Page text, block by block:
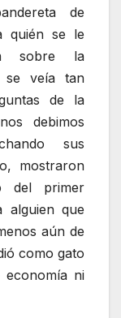
de
quién se le
sobre la
se veía tan
de la
debimos
sus
mostraron
del primer
alguien que
aún de
como gato
economía ni